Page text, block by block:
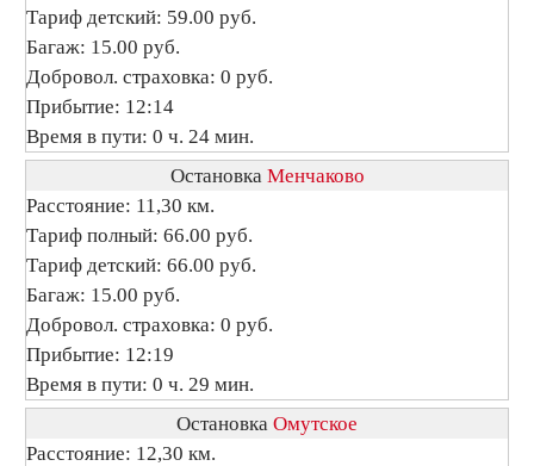
Тариф детский: 59.00 руб.
Багаж: 15.00 руб.
Добровол. страховка: 0 руб.
Прибытие: 12:14
Время в пути: 0 ч. 24 мин.
Остановка Менчаково
Расстояние: 11,30 км.
Тариф полный: 66.00 руб.
Тариф детский: 66.00 руб.
Багаж: 15.00 руб.
Добровол. страховка: 0 руб.
Прибытие: 12:19
Время в пути: 0 ч. 29 мин.
Остановка Омутское
Расстояние: 12,30 км.